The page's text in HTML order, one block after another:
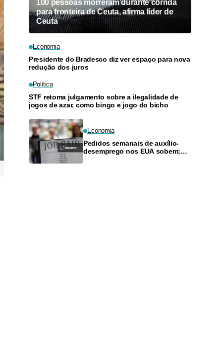
100 pessoas morreram durante corrida
para fronteira de Ceuta, afirma líder de
Ceuta
Economia
Presidente do Bradesco diz ver espaço para nova
redução dos juros
Política
STF retoma julgamento sobre a ilegalidade de
jogos de azar, como bingo e jogo do bicho
Economia
Pedidos semanais de auxílio-
desemprego nos EUA sobem;